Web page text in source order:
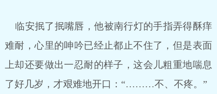
临安抿了抿嘴唇，他被南行灯的手指弄得酥痒
难耐，心里的呻吟已经止都止不住了，但是表面
上却还要做出一忍耐的样子，这会儿粗重地喘息
了好几岁，才艰难地开口：“………不、不疼。”